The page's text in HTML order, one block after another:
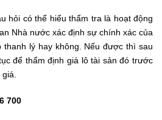
hỏi có thể hiểu thẩm tra là hoạt động
Nhà nước xác định sự chính xác của
thanh lý hay không. Nếu được thì sau
để thẩm định giá lô tài sản đó trước
700